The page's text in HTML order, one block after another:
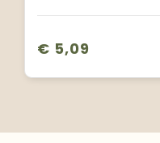
€ 5,09